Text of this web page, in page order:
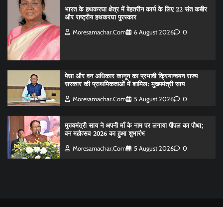
भारत के हथकरघा क्षेत्र में बेहतरीन कार्य के लिए 22 संत कबीर
और राष्ट्रीय हथकरघा पुरस्कार
Moresamachar.com 6 August 2026 0
पेसा और वन अधिकार कानून का प्रभावी क्रियान्वयन राज्य
सरकार की प्राथमिकताओं में शामिल: मुख्यमंत्री साय
Moresamachar.com 5 August 2026 0
मुख्यमंत्री साय ने अपनी माँ के नाम पर लगाया पीपल का पौधा;
वन महोत्सव-2026 का हुआ शुभारंभ
Moresamachar.com 5 August 2026 0